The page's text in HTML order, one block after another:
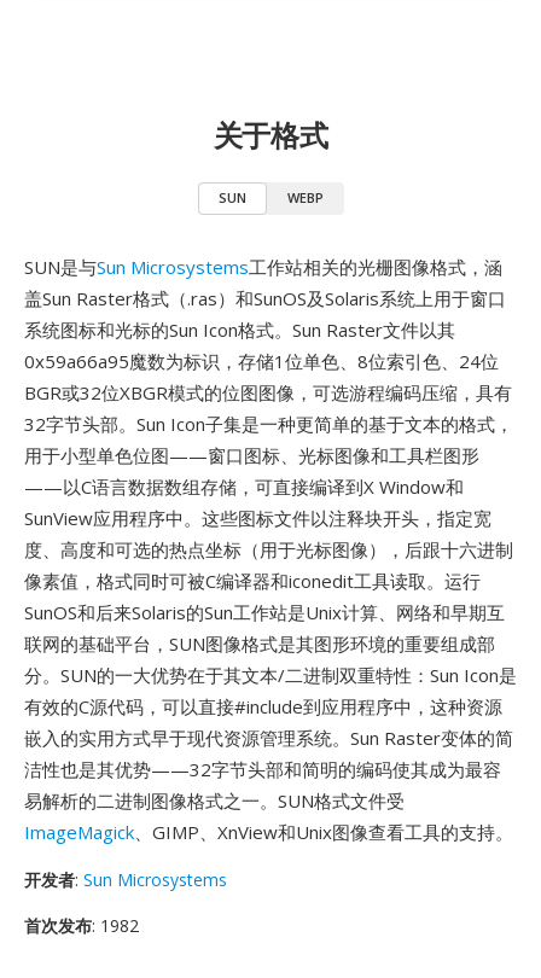
关于格式
SUN WEBP
SUN是与Sun Microsystems工作站相关的光栅图像格式，涵
盖Sun Raster格式（.ras）和SunOS及Solaris系统上用于窗口
系统图标和光标的Sun Icon格式。Sun Raster文件以其
0x59a66a95魔数为标识，存储1位单色、8位索引色、24位
BGR或32位XBGR模式的位图图像，可选游程编码压缩，具有
32字节头部。Sun Icon子集是一种更简单的基于文本的格式，
用于小型单色位图——窗口图标、光标图像和工具栏图形
——以C语言数据数组存储，可直接编译到X Window和
SunView应用程序中。这些图标文件以注释块开头，指定宽
度、高度和可选的热点坐标（用于光标图像），后跟十六进制
像素值，格式同时可被C编译器和iconedit工具读取。运行
SunOS和后来Solaris的Sun工作站是Unix计算、网络和早期互
联网的基础平台，SUN图像格式是其图形环境的重要组成部
分。SUN的一大优势在于其文本/二进制双重特性：Sun Icon是
有效的C源代码，可以直接#include到应用程序中，这种资源
嵌入的实用方式早于现代资源管理系统。Sun Raster变体的简
洁性也是其优势——32字节头部和简明的编码使其成为最容
易解析的二进制图像格式之一。SUN格式文件受
ImageMagick、GIMP、XnView和Unix图像查看工具的支持。
开发者: Sun Microsystems
首次发布: 1982